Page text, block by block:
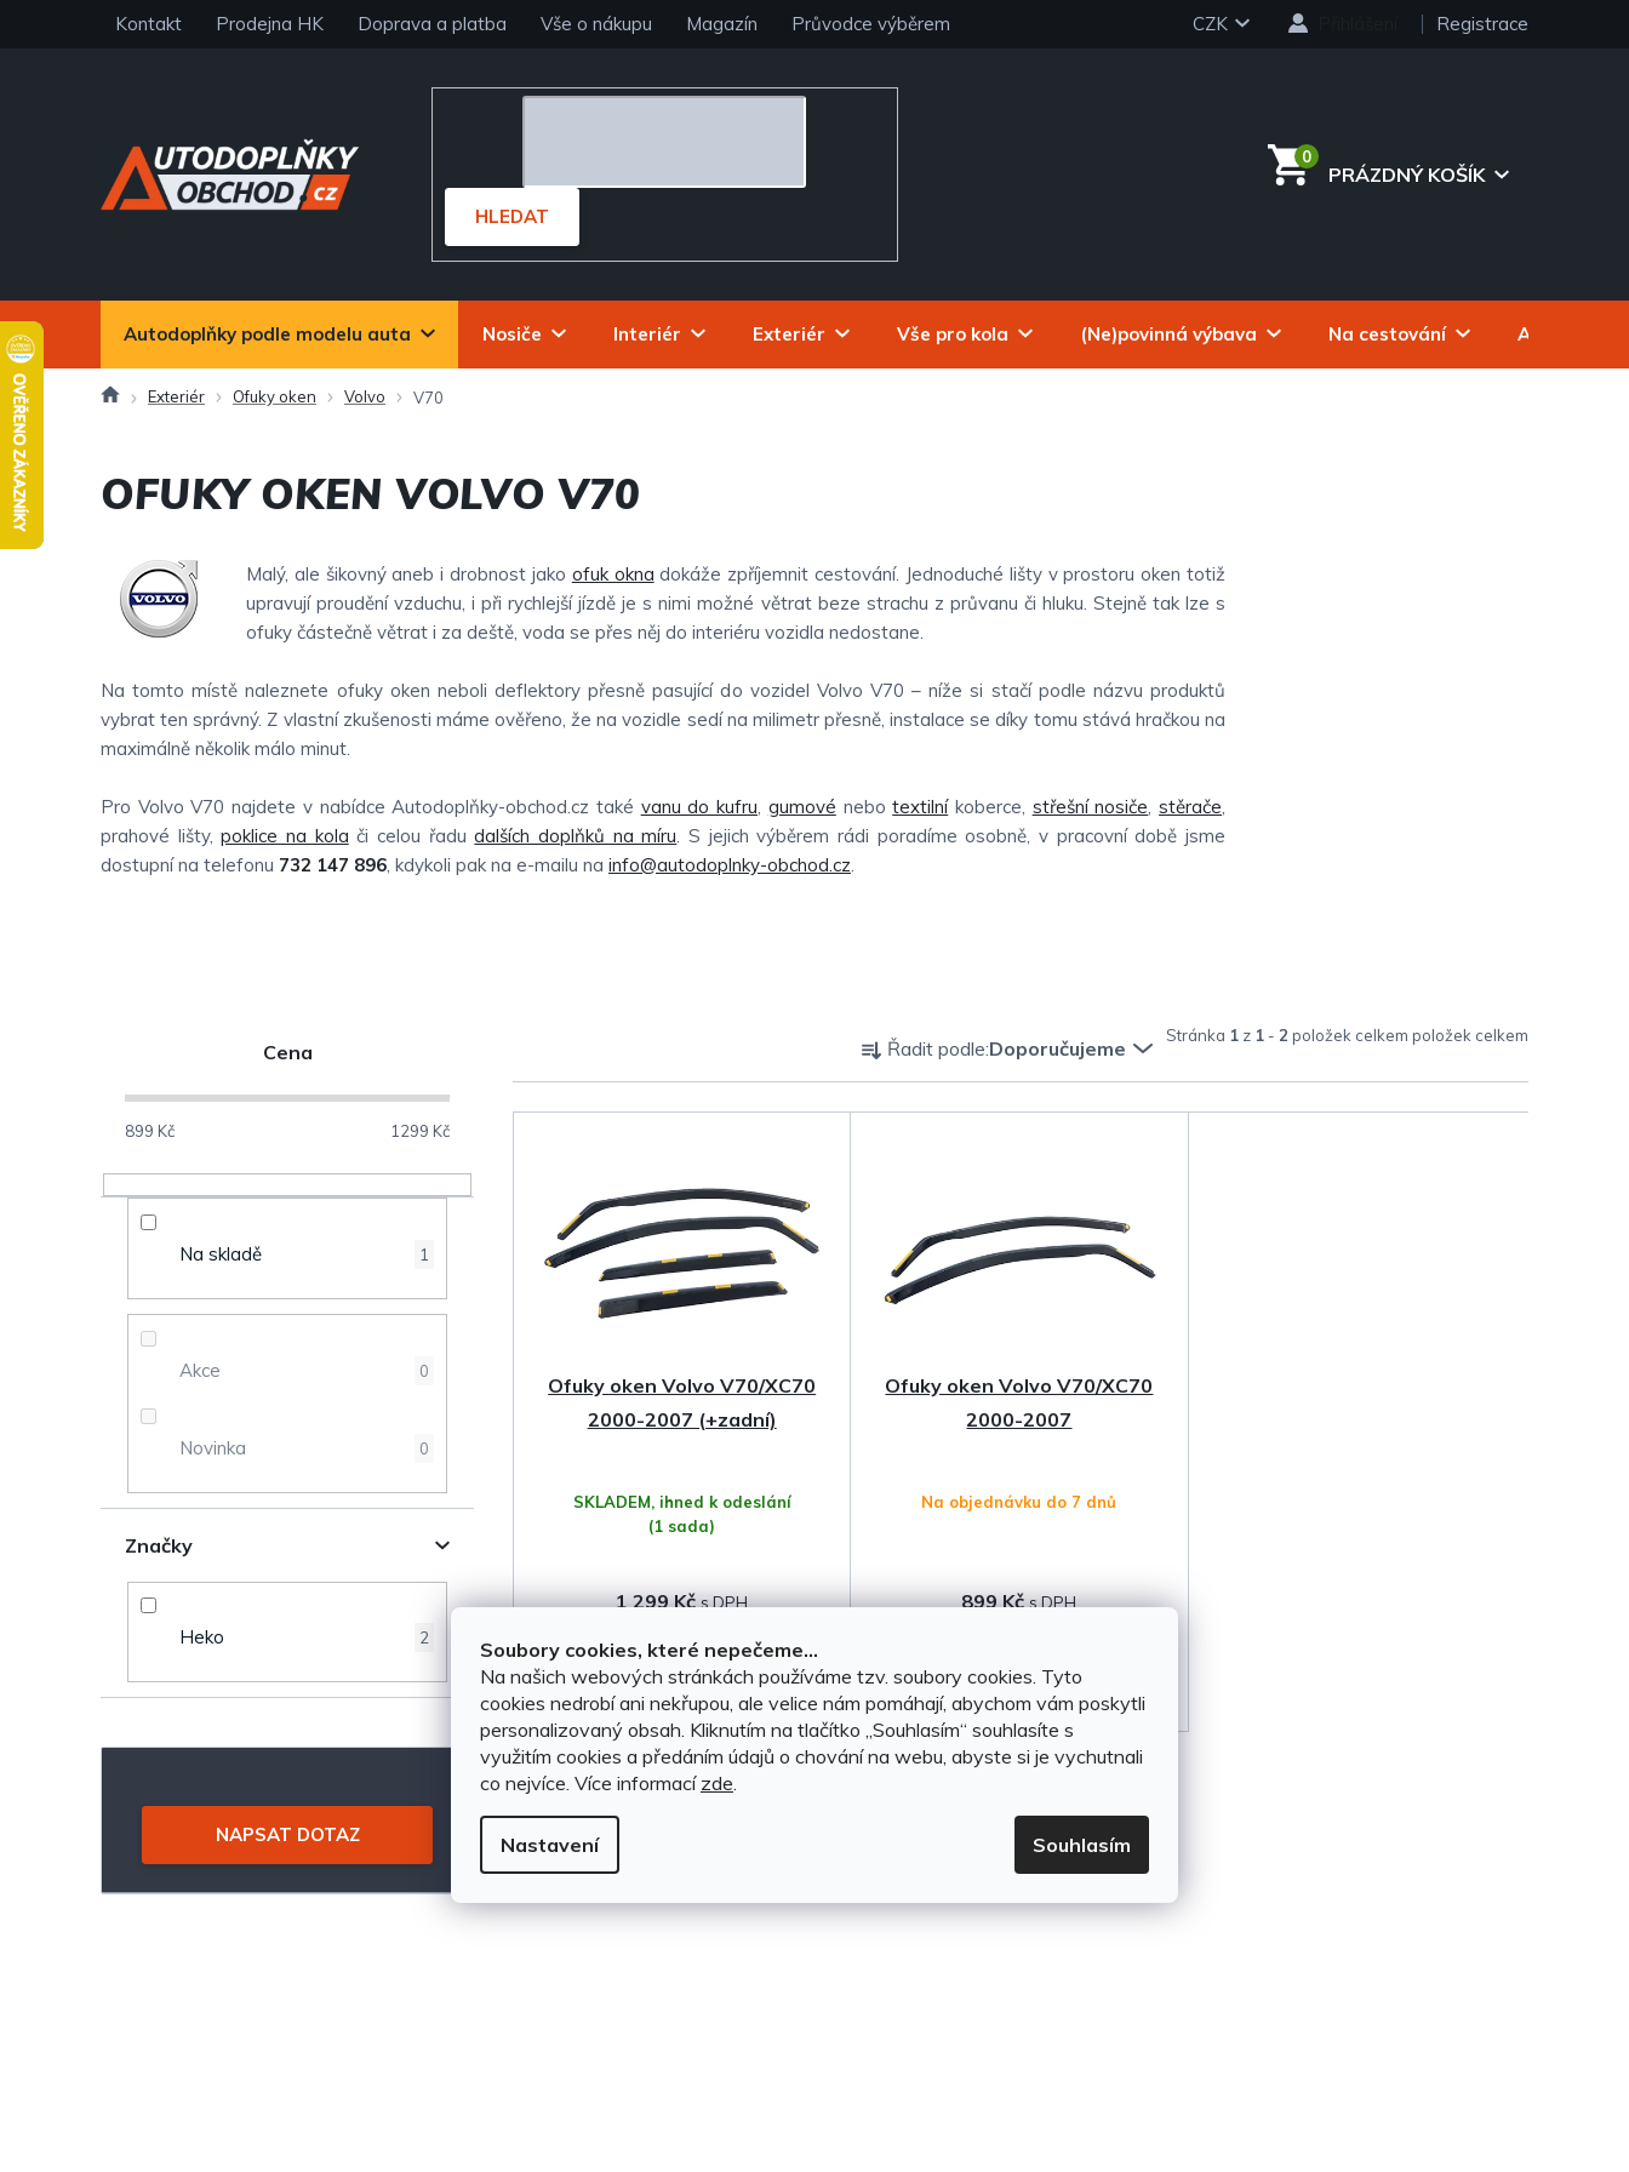
Soubory cookies, které nepečeme...
Na našich webových stránkách používáme tzv. soubory cookies. Tyto
cookies nedrobí ani nekřupou, ale velice nám pomáhají, abychom vám poskytli
personalizovaný obsah. Kliknutím na tlačítko ,,Souhlasím“ souhlasíte s
využitím cookies a předáním údajů o chování na webu, abyste si je vychutnali
co nejvíce. Více informací zde
Nastavení Souhlasím
Kontakt Prodejna HK Doprava a platba Vše o nákupu Magazín Průvodce výběrem CZK Registrace
HLEDAT
PRÁZDNÝ KOŠÍK
Autodoplňky podle modelu auta Nosiče Interiér Exteriér Vše pro kola (Ne)povinná výbava Na cestování
DomůExteriér Ofuky oken Volvo V70
OFUKY OKEN VOLVO V70
Malý, ale šikovný aneb i drobnost jako ofuk okna dokáže zpříjemnit cestování. Jednoduché lišty v prostoru oken totiž
upravují proudění vzduchu, i při rychlejší jízdě je s nimi možné větrat beze strachu z průvanu či hluku. Stejně tak lze s
ofuky částečně větrat i za deště, voda se přes něj do interiéru vozidla nedostane.
Na tomto místě naleznete ofuky oken neboli deflektory přesně pasující do vozidel Volvo V70 – níže si stačí podle názvu produktů
vybrat ten správný. Z vlastní zkušenosti máme ověřeno, že na vozidle sedí na milimetr přesně, instalace se díky tomu stává hračkou na
maximálně několik málo minut.
Pro Volvo V70 najdete v nabídce Autodoplňky-obchod.cz také vanu do kufru, gumové nebotextilníkoberce, střešní nosiče,stěrače,
prahové lišty,poklice na kola či celou řadudalších doplňků na míru. S jejich výběrem rádi poradíme osobně, v pracovní době jsme
dostupní na telefonu 732 147 896, kdykoli pak na e-mailu na info@autodoplnky-obchod.cz.
t
p
l
Cena
899 Kč 1299 Kč
Na skladě 1
Akce 0
Novinka 0
Značky
Heko 2
NAPSAT DOTAZ
Stránka 1 z 1 - 2 položek celkem
Ř
a
t
ů
Řadit podle:Doporučujeme
d
u
k
t
ů
Ofuky oken Volvo V70/XC70
2000-2007 (+zadní)
SKLADEM, ihned k odeslání
(1 sada)
1 299 Kč
DO KOŠÍKU
Ofuky oken Volvo V70/XC70
2000-2007
Na objednávku do 7 dnů
899 Kč
DO KOŠÍKU
O
v
l
á